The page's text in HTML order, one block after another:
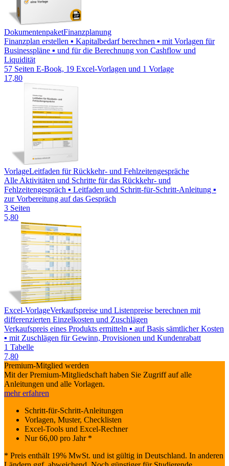
DokumentenpaketFinanzplanung
Finanzplan erstellen ▪ Kapitalbedarf berechnen ▪ mit Vorlagen für
Businesspläne ▪ und für die Berechnung von Cashflow und
Liquidität
57 Seiten E-Book, 19 Excel-Vorlagen und 1 Vorlage
17,80
VorlageLeitfaden für Rückkehr- und Fehlzeitengespräche
Alle Aktivitäten und Schritte für das Rückkehr- und
Fehlzeitengespräch ▪ Leitfaden und Schritt-für-Schritt-Anleitung ▪
zur Vorbereitung auf das Gespräch
3 Seiten
5,80
Excel-VorlageVerkaufspreise und Listenpreise berechnen mit
differenzierten Einzelkosten und Zuschlägen
Verkaufspreis eines Produkts ermitteln ▪ auf Basis sämtlicher Kosten
▪ mit Zuschlägen für Gewinn, Provisionen und Kundenrabatt
1 Tabelle
7,80
Premium-Mitglied werden
Mit der Premium-Mitgliedschaft haben Sie Zugriff auf alle
Anleitungen und alle Vorlagen.
mehr erfahren
Schritt-für-Schritt-Anleitungen
Vorlagen, Muster, Checklisten
Excel-Tools und Excel-Rechner
Nur66,00 pro Jahr *
* Preis enthält 19% MwSt. und ist gültig in Deutschland. In anderen